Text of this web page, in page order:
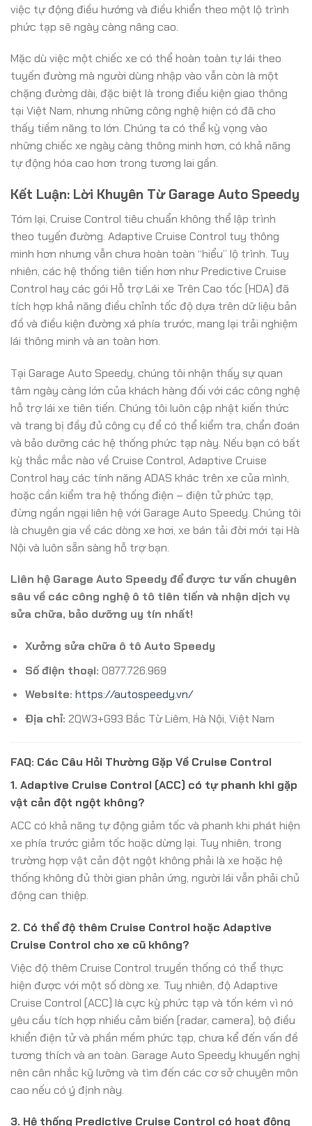
việc tự động điều hướng và điều khiển theo một lộ trình
phức tạp sẽ ngày càng nâng cao.
Mặc dù việc một chiếc xe có thể hoàn toàn tự lái theo
tuyến đường mà người dùng nhập vào vẫn còn là một
chặng đường dài, đặc biệt là trong điều kiện giao thông
tại Việt Nam, nhưng những công nghệ hiện có đã cho
thấy tiềm năng to lớn. Chúng ta có thể kỳ vọng vào
những chiếc xe ngày càng thông minh hơn, có khả năng
tự động hóa cao hơn trong tương lai gần.
Kết Luận: Lời Khuyên Từ Garage Auto Speedy
Tóm lại, Cruise Control tiêu chuẩn không thể lập trình
theo tuyến đường. Adaptive Cruise Control tuy thông
minh hơn nhưng vẫn chưa hoàn toàn “hiểu” lộ trình. Tuy
nhiên, các hệ thống tiên tiến hơn như Predictive Cruise
Control hay các gói Hỗ trợ Lái xe Trên Cao tốc (HDA) đã
tích hợp khả năng điều chỉnh tốc độ dựa trên dữ liệu bản
đồ và điều kiện đường xá phía trước, mang lại trải nghiệm
lái thông minh và an toàn hơn.
Tại Garage Auto Speedy, chúng tôi nhận thấy sự quan
tâm ngày càng lớn của khách hàng đối với các công nghệ
hỗ trợ lái xe tiên tiến. Chúng tôi luôn cập nhật kiến thức
và trang bị đầy đủ công cụ để có thể kiểm tra, chẩn đoán
và bảo dưỡng các hệ thống phức tạp này. Nếu bạn có bất
kỳ thắc mắc nào về Cruise Control, Adaptive Cruise
Control hay các tính năng ADAS khác trên xe của mình,
hoặc cần kiểm tra hệ thống điện – điện tử phức tạp,
đừng ngần ngại liên hệ với Garage Auto Speedy. Chúng tôi
là chuyên gia về các dòng xe hơi, xe bán tải đời mới tại Hà
Nội và luôn sẵn sàng hỗ trợ bạn.
Liên hệ Garage Auto Speedy để được tư vấn chuyên
sâu về các công nghệ ô tô tiên tiến và nhận dịch vụ
sửa chữa, bảo dưỡng uy tín nhất!
Xưởng sửa chữa ô tô Auto Speedy
Số điện thoại: 0877.726.969
Website: https://autospeedy.vn/
Địa chỉ: 2QW3+G93 Bắc Từ Liêm, Hà Nội, Việt Nam
FAQ: Các Câu Hỏi Thường Gặp Về Cruise Control
1. Adaptive Cruise Control (ACC) có tự phanh khi gặp
vật cản đột ngột không?
ACC có khả năng tự động giảm tốc và phanh khi phát hiện
xe phía trước giảm tốc hoặc dừng lại. Tuy nhiên, trong
trường hợp vật cản đột ngột không phải là xe hoặc hệ
thống không đủ thời gian phản ứng, người lái vẫn phải chủ
động can thiệp.
2. Có thể độ thêm Cruise Control hoặc Adaptive
Cruise Control cho xe cũ không?
Việc độ thêm Cruise Control truyền thống có thể thực
hiện được với một số dòng xe. Tuy nhiên, độ Adaptive
Cruise Control (ACC) là cực kỳ phức tạp và tốn kém vì nó
yêu cầu tích hợp nhiều cảm biến (radar, camera), bộ điều
khiển điện tử và phần mềm phức tạp, chưa kể đến vấn đề
tương thích và an toàn. Garage Auto Speedy khuyến nghị
nên cân nhắc kỹ lưỡng và tìm đến các cơ sở chuyên môn
cao nếu có ý định này.
3. Hệ thống Predictive Cruise Control có hoạt động